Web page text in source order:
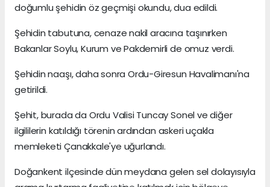
doğumlu şehidin öz geçmişi okundu, dua edildi.
Şehidin tabutuna, cenaze nakil aracına taşınırken
Bakanlar Soylu, Kurum ve Pakdemirli de omuz verdi.
Şehidin naaşı, daha sonra Ordu-Giresun Havalimanı'na
getirildi.
Şehit, burada da Ordu Valisi Tuncay Sonel ve diğer
ilgililerin katıldığı törenin ardından askeri uçakla
memleketi Çanakkale'ye uğurlandı.
Doğankent ilçesinde dün meydana gelen sel dolayısıyla